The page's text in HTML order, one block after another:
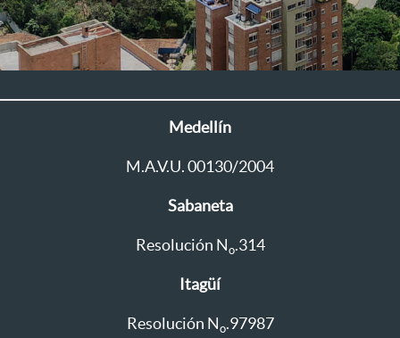
Medellín
M.A.V.U. 00130/2004
Sabaneta
Resolución N o.314
Itagüí
Resolución N o.97987